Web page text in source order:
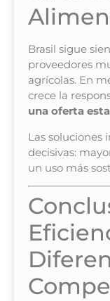
Brasil sigue
proveedores
agrícolas. En
crece la
una oferta
Las soluciones
decisivas:
un uso más